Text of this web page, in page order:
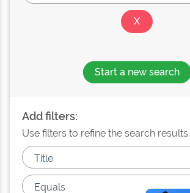
Start a new search
Add filters:
Use filters to refine the search results.